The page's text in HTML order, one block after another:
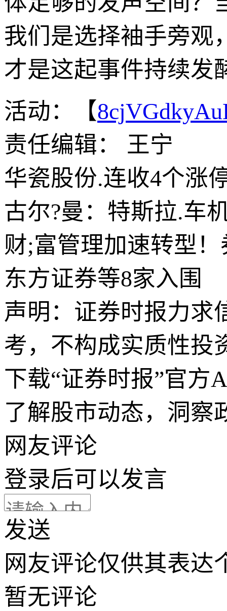
我们是选择袖手旁观
才是这起事件持续发
活动：【
责任编辑： 王宁
华瓷股份.连收4个涨
古尔?曼：特斯拉.车
财;富管理加速转型
东方证券等8家入围
声明：证券时报力求
考，不构成实质性投
下载“证券时报”官方
了解股市动态，洞察
网友评论
登录后可以发言
发送
网友评论仅供其表达
暂无评论